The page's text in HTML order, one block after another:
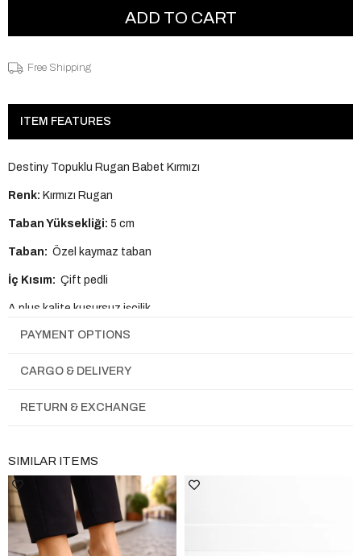
Free Shipping
ITEM FEATURES
Destiny Topuklu Rugan Babet Kırmızı
Renk: Kırmızı Rugan
Taban Yüksekliği: 5 cm
Taban: Özel kaymaz taban
İç Kısım: Çift pedli
A plus kalite kusursuz işçilik
Tam Kalıptır.
PAYMENT OPTIONS
CARGO & DELIVERY
RETURN & EXCHANGE
SIMILAR ITEMS